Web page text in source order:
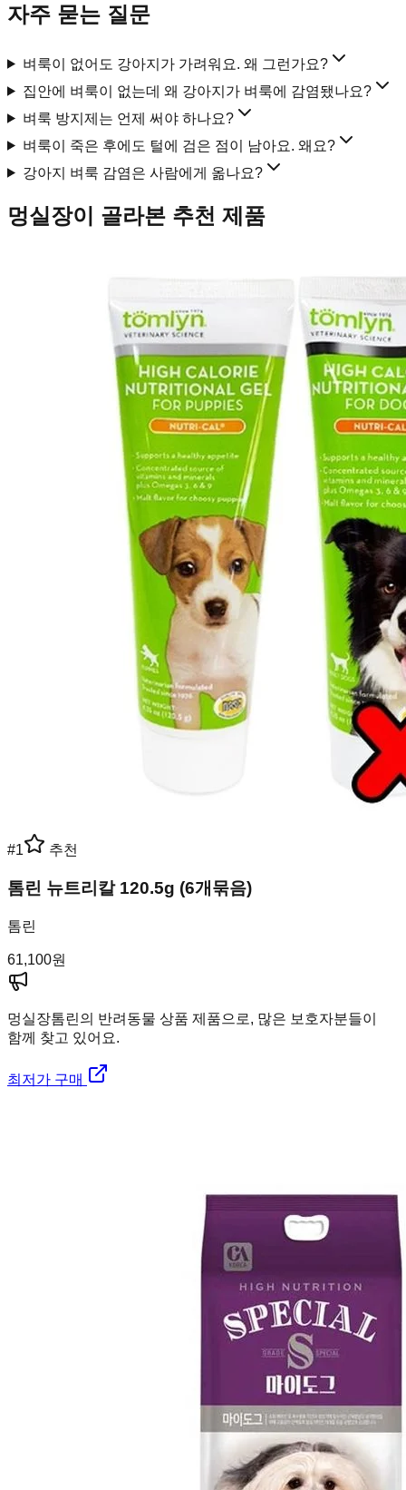
자주 묻는 질문
벼룩이 없어도 강아지가 가려워요. 왜 그런가요?
집안에 벼룩이 없는데 왜 강아지가 벼룩에 감염됐나요?
벼룩 방지제는 언제 써야 하나요?
벼룩이 죽은 후에도 털에 검은 점이 남아요. 왜요?
강아지 벼룩 감염은 사람에게 옮나요?
멍실장이 골라본 추천 제품
#1 추천
톰린 뉴트리칼 120.5g (6개묶음)
톰린
61,100원
멍실장톰린의 반려동물 상품 제품으로, 많은 보호자분들이
함께 찾고 있어요.
최저가 구매